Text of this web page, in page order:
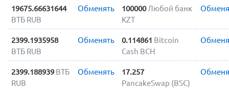
19675.66631644
ВТБ RUB
Обменять 100000 Любой банк
KZT
2399.1935958
ВТБ RUB
Обменять 0.114861 Bitcoin
Cash BCH
2399.188939 ВТБ
RUB
Обменять
17.257
PancakeSwap (BSC)